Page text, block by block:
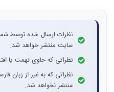
نظرات ارسال شده توسط
سایت منتشر خواهد شد.
نظراتی که حاوی تهمت یا
نظراتی که به غیر از زبان
منتشر نخواهد شد.